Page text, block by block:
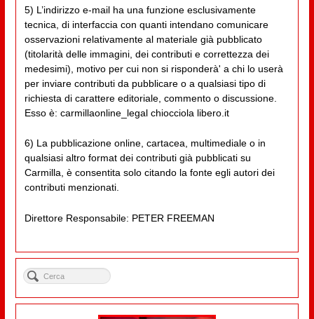
5) L’indirizzo e-mail ha una funzione esclusivamente
tecnica, di interfaccia con quanti intendano comunicare
osservazioni relativamente al materiale già pubblicato
(titolarità delle immagini, dei contributi e correttezza dei
medesimi), motivo per cui non si risponderà' a chi lo userà
per inviare contributi da pubblicare o a qualsiasi tipo di
richiesta di carattere editoriale, commento o discussione.
Esso è: carmillaonline_legal chiocciola libero.it
6) La pubblicazione online, cartacea, multimediale o in
qualsiasi altro format dei contributi già pubblicati su
Carmilla, è consentita solo citando la fonte egli autori dei
contributi menzionati.
Direttore Responsabile: PETER FREEMAN